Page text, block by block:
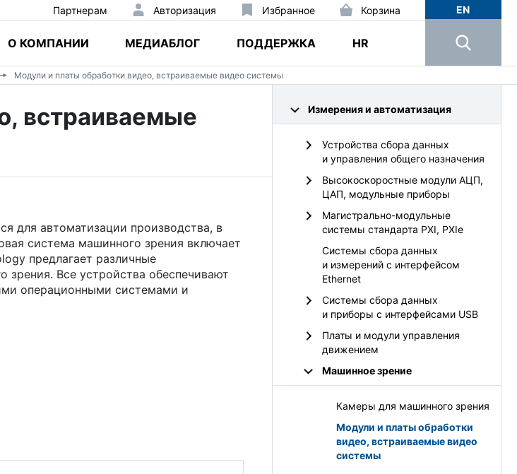
Партнерам Избранное
Авторизация Корзина
О КОМПАНИИ МЕДИАБЛОГ ПОДДЕРЖКА HR
EN
Модули и платы обработки видео, встраиваемые видео системы
встраиваемые
для автоматизации производства, в
система машинного зрения включает
предлагает различные
Все устройства обеспечивают
операционными системами и
Измерения и автоматизация
Устройства сбора данных
и управления общего назначения
Высокоскоростные модули АЦП,
ЦАП, модульные приборы
Магистрально-модульные
системы стандарта PXI, PXIe
Системы сбора данных
и измерений с интерфейсом
Ethernet
Системы сбора данных
и приборы с интерфейсами USB
Платы и модули управления
движением
Машинное зрение
Камеры для машинного зрения
Модули и платы обработки
видео, встраиваемые видео
системы